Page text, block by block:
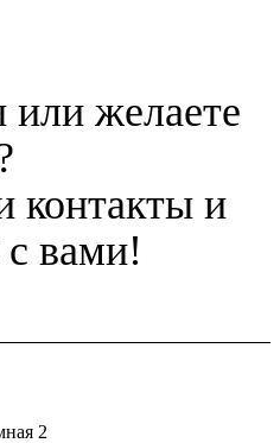
или желаете
контакты и
вами!
2